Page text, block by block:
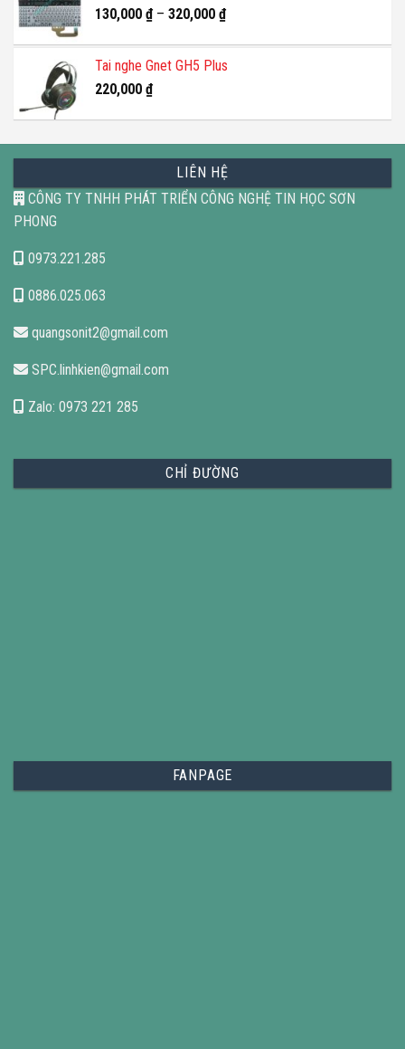
130,000 ₫– 320,000 ₫
Tai nghe Gnet GH5 Plus
220,000 ₫
LIÊN HỆ
CÔNG TY TNHH PHÁT TRIỂN CÔNG NGHỆ TIN HỌC SƠN
PHONG
0973.221.285
0886.025.063
quangsonit2@gmail.com
SPC.linhkien@gmail.com
Zalo: 0973 221 285
CHỈ ĐƯỜNG
FANPAGE